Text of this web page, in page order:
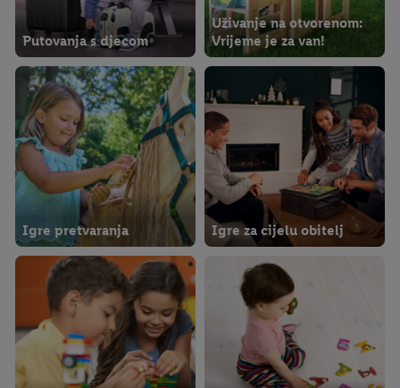
Putovanja s djecom
Uživanje na otvorenom:
Vrijeme je za van!
Igre pretvaranja Igre za cijelu obitelj